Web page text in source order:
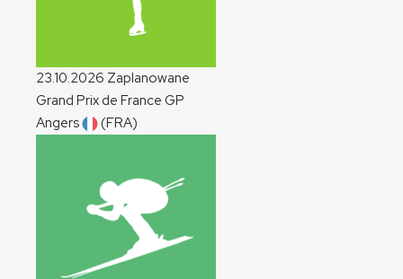
23.10.2026 Zaplanowane
Grand Prix de France GP
Angers
(FRA)